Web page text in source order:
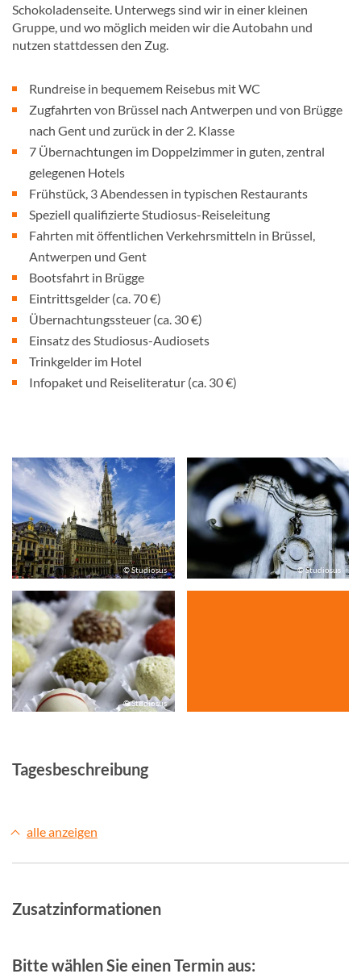
Schokoladenseite. Unterwegs sind wir in einer kleinen
Gruppe, und wo möglich meiden wir die Autobahn und
nutzen stattdessen den Zug.
Rundreise in bequemem Reisebus mit WC
Zugfahrten von Brüssel nach Antwerpen und von Brügge
nach Gent und zurück in der 2. Klasse
7 Übernachtungen im Doppelzimmer in guten, zentral
gelegenen Hotels
Frühstück, 3 Abendessen in typischen Restaurants
Speziell qualifizierte Studiosus-Reiseleitung
Fahrten mit öffentlichen Verkehrsmitteln in Brüssel,
Antwerpen und Gent
Bootsfahrt in Brügge
Eintrittsgelder (ca. 70 €)
Übernachtungssteuer (ca. 30 €)
Einsatz des Studiosus-Audiosets
Trinkgelder im Hotel
Infopaket und Reiseliteratur (ca. 30 €)
© Studiosus © Studiosus
© Studiosus
Tagesbeschreibung
alle anzeigen
Zusatzinformationen
Bitte wählen Sie einen Termin aus: